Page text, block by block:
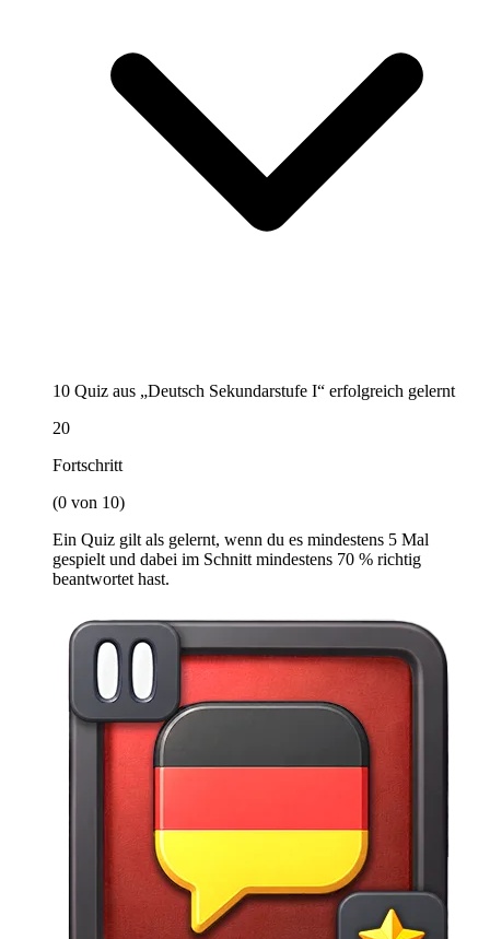
10 Quiz aus „Deutsch Sekundarstufe I“ erfolgreich gelernt
20
Fortschritt
(0 von 10)
Ein Quiz gilt als gelernt, wenn du es mindestens 5 Mal
gespielt und dabei im Schnitt mindestens 70 % richtig
beantwortet hast.